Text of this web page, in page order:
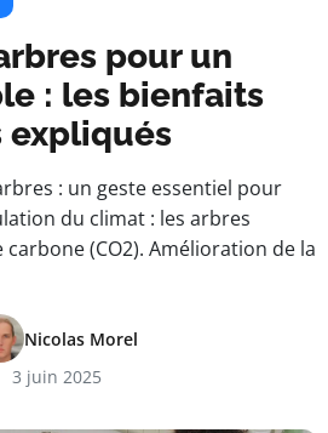
pour un
: les bienfaits
expliqués
: un geste essentiel pour
du climat : les arbres
(CO2). Amélioration de la
Nicolas Morel
3 juin 2025